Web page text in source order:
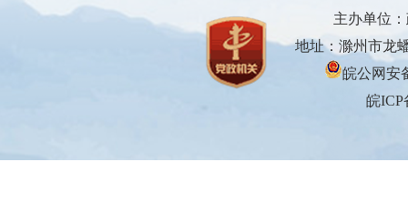
主办单位
地址：滁州市龙
皖公网安
皖ICP